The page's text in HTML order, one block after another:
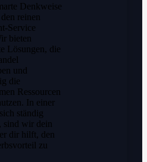
Denkweise
reinen
Service
bieten
Lösungen, die
und
die
Ressourcen
In einer
ständig
sind wir dein
dir hilft, den
zu